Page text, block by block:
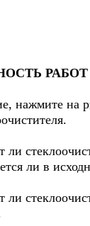
РАБОТ
нажмите на
ли
ли в
ли